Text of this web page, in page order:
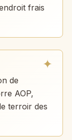
frais
de
AOP,
terroir des